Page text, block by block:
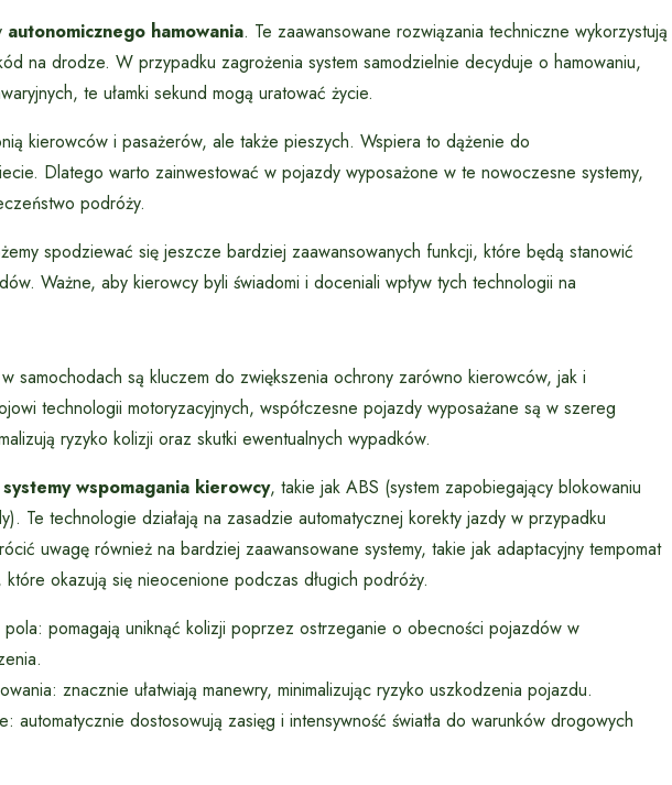
autonomicznego hamowania. Te zaawansowane rozwiązania techniczne wykorzystują
na drodze. W przypadku zagrożenia system samodzielnie decyduje o hamowaniu,
te ułamki sekund mogą uratować życie.
kierowców i pasażerów, ale także pieszych. Wspiera to dążenie do
Dlatego warto zainwestować w pojazdy wyposażone w te nowoczesne systemy,
podróży.
spodziewać się jeszcze bardziej zaawansowanych funkcji, które będą stanowić
Ważne, aby kierowcy byli świadomi i doceniali wpływ tych technologii na
samochodach są kluczem do zwiększenia ochrony zarówno kierowców, jak i
technologii motoryzacyjnych, współczesne pojazdy wyposażane są w szereg
ryzyko kolizji oraz skutki ewentualnych wypadków.
systemy wspomagania kierowcy, takie jak ABS (system zapobiegający blokowaniu
Te technologie działają na zasadzie automatycznej korekty jazdy w przypadku
uwagę również na bardziej zaawansowane systemy, takie jak adaptacyjny tempomat
okazują się nieocenione podczas długich podróży.
pola: pomagają uniknąć kolizji poprzez ostrzeganie o obecności pojazdów w
znacznie ułatwiają manewry, minimalizując ryzyko uszkodzenia pojazdu.
automatycznie dostosowują zasięg i intensywność światła do warunków drogowych